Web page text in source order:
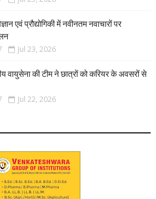
एवं प्रौद्योगिकी में नवीनतम नवाचारों पर
Jul 23, 2026
वायुसेना की टीम ने छात्रों को करियर के अवसरों से
Jul 22, 2026